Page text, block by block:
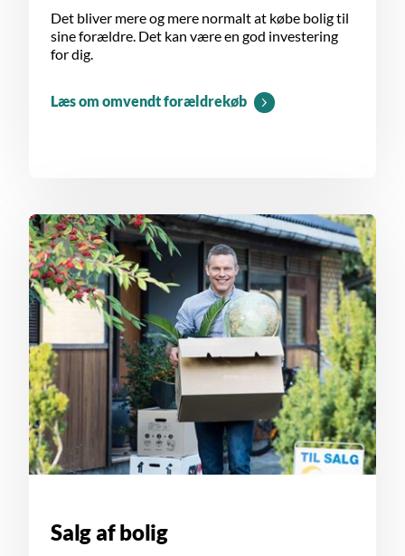
Det bliver mere og mere normalt at købe bolig til
sine forældre. Det kan være en god investering
for dig.
Læs om omvendt forældrekøb
Salg af bolig